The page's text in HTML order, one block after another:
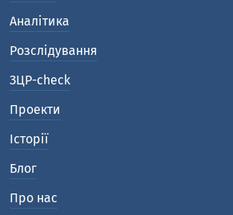
Аналітика
Розслідування
ЗЦР-check
Проекти
Історії
Блог
Про нас